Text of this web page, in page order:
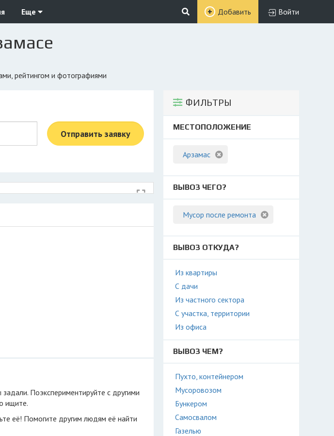
Еще Добавить Войти
рейтингом и фотографиями
ФИЛЬТРЫ
МЕСТОПОЛОЖЕНИЕ
Арзамас
ВЫВОЗ ЧЕГО?
Мусор после ремонта
ВЫВОЗ ОТКУДА?
Из квартиры
С дачи
Из частного сектора
С участка, территории
Из офиса
ВЫВОЗ ЧЕМ?
Пухто, контейнером
Мусоровозом
Бункером
Самосвалом
Газелью
Отправить заявку
Поэкспериментируйте с другими
ищите.
её! Помогите другим людям её найти